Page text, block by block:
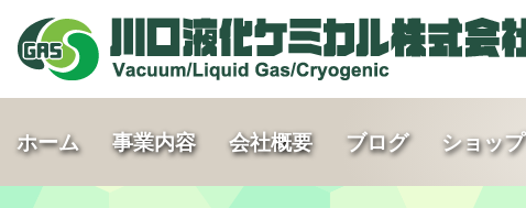
ホーム 事業内容 会社概要 ブログ ショップ